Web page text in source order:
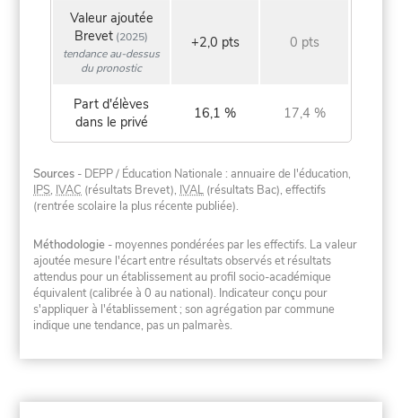
Valeur ajoutée
Brevet (2025)
tendance au-dessus
du pronostic
+2,0 pts 0 pts
Part d'élèves
dans le privé
16,1 % 17,4 %
Sources - DEPP / Éducation Nationale : annuaire de l'éducation,
IPS, IVAC (résultats Brevet), IVAL (résultats Bac), effectifs
(rentrée scolaire la plus récente publiée).
Méthodologie - moyennes pondérées par les effectifs. La valeur
ajoutée mesure l'écart entre résultats observés et résultats
attendus pour un établissement au profil socio-académique
équivalent (calibrée à 0 au national). Indicateur conçu pour
s'appliquer à l'établissement ; son agrégation par commune
indique une tendance, pas un palmarès.